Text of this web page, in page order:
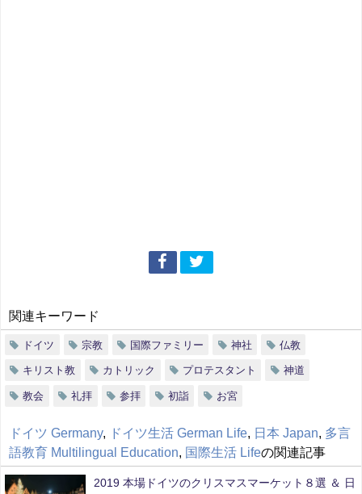
関連キーワード
ドイツ 宗教 国際ファミリー 神社 仏教
キリスト教 カトリック プロテスタント 神道
教会 礼拝 参拝 初詣 お宮
ドイツ Germany, ドイツ生活 German Life 日本 Japan
多言
語教育 Multilingual Education
国際生活 Lifeの関連記事
2019 本場ドイツのクリスマスマーケット８選 ＆ 日